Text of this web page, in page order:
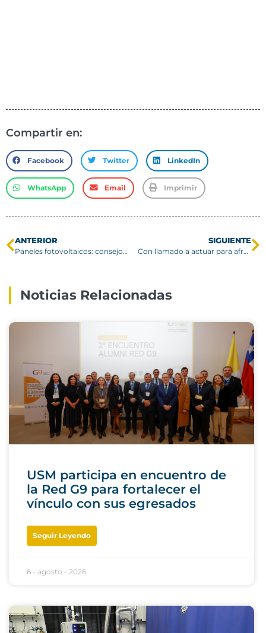
Compartir en:
Facebook Twitter LinkedIn
WhatsApp Email Imprimir
ANTERIOR
Paneles fotovoltaicos: consejos para un máximo ahorro energético
SIGUIENTE
Con llamado a actuar para afrontar crisis climática se inició LCOY2 en Valparaíso
Noticias Relacionadas
USM participa en encuentro de
la Red G9 para fortalecer el
vínculo con sus egresados
Seguir Leyendo
6 - agosto - 2026